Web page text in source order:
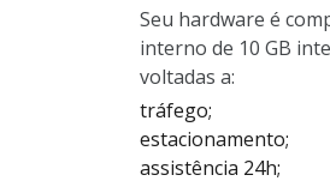
Seu hardware é
interno de 10 GB
voltadas a:
tráfego;
estacionamento;
assistência 24h;